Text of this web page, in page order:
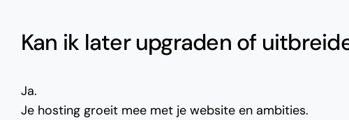
Kan ik later upgraden of
Ja.
Je hosting groeit mee met je website en ambities.